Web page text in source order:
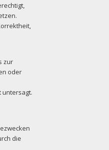
zur
oder
untersagt.
die